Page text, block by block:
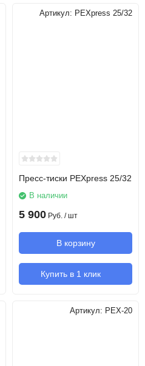
Артикул: PEXpress 25/32
Пресс-тиски PEXpress 25/32
В наличии
5 900 Руб. / шт
В корзину
Купить в 1 клик
Артикул: PEX-20